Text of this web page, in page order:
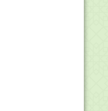
Belajar
Belajar
Semester
SIM...
SIAGA Kemenag
dan